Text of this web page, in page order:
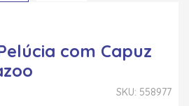
com Capuz
SKU: 558977